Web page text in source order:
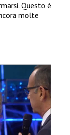
Questo è
molte